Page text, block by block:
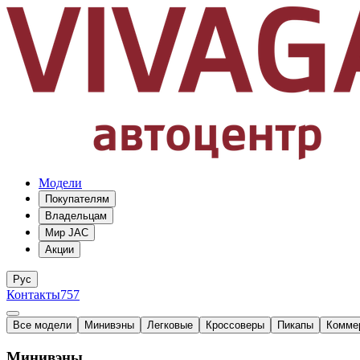
Модели
Покупателям
Владельцам
Мир JAC
Акции
Рус
Контакты757
Все модели Минивэны Легковые Кроссоверы Пикапы